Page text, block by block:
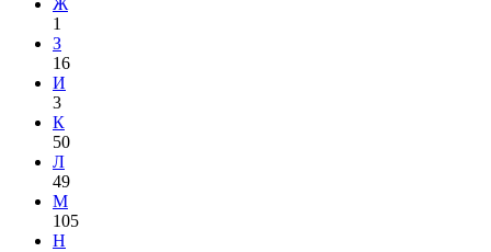
1
З
16
И
3
К
50
Л
49
М
105
Н